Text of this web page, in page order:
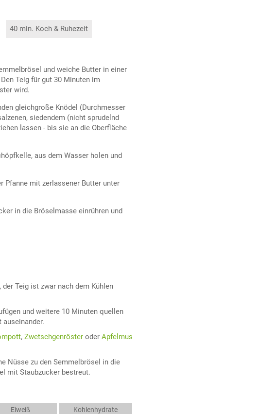
40 min. Koch & Ruhezeit
und weiche Butter in einer
Teig für gut 30 Minuten im
wird.
gleichgroße Knödel (Durchmesser
siedendem (nicht sprudelnd
lassen - bis sie an die Oberfläche
aus dem Wasser holen und
Pfanne mit zerlassener Butter unter
in die Bröselmasse einrühren und
Teig ist zwar nach dem Kühlen
und weitere 10 Minuten quellen
auseinander.
, Zwetschgenröster oder Apfelmus
Nüsse zu den Semmelbrösel in die
mit Staubzucker bestreut.
Eiweiß
Kohlenhydrate